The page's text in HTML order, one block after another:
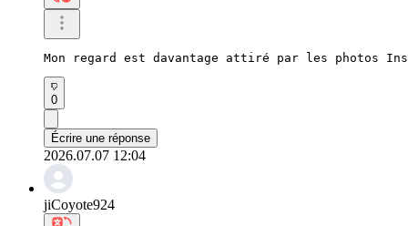
Mon regard est davantage attiré par les photos
0
Écrire une réponse
2026.07.07 12:04
jiCoyote924